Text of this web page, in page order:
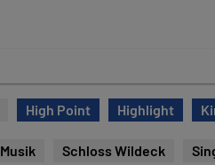
High Point Highlight
Musik Schloss Wildeck